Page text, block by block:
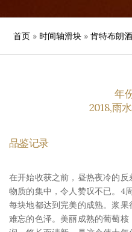
首页 » 时间轴滑块 »肯特布朗
年
2018,雨
品鉴记录
在开始收获之前，昼热夜冷的
物质的集中，令人赞叹不已。4
每块地都达到完美的成熟。浆
难忘的色泽。美丽成熟的葡萄